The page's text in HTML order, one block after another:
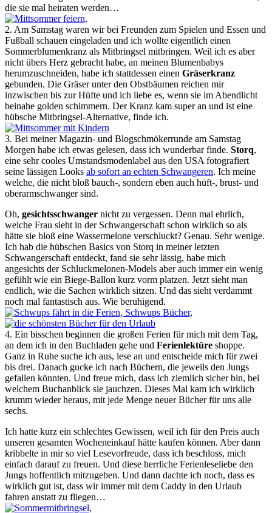
die sie mal heiraten werden…
2. Am Samstag waren wir bei Freunden zum Spielen und Essen und
Fußball schauen eingeladen und ich wollte eigentlich einen
Sommerblumenkranz als Mitbringsel mitbringen. Weil ich es aber
nicht übers Herz gebracht habe, an meinen Blumenbabys
herumzuschneiden, habe ich stattdessen einen Gräserkranz
gebunden. Die Gräser unter den Obstbäumen reichen mir
inzwischen bis zur Hüfte und ich liebe es, wenn sie im Abendlicht
beinahe golden schimmern. Der Kranz kam super an und ist eine
hübsche Mitbringsel-Alternative, finde ich.
3. Bei meiner Magazin- und Blogschmökerrunde am Samstag
Morgen habe ich etwas gelesen, dass ich wunderbar finde. Storq,
eine sehr cooles Umstandsmodenlabel aus den USA fotografiert
seine lässigen Looks ab sofort an echten Schwangeren. Ich meine
welche, die nicht bloß bauch-, sondern eben auch hüft-, brust- und
oberarmschwanger sind.
Oh, gesichtsschwanger nicht zu vergessen. Denn mal ehrlich,
welche Frau sieht in der Schwangerschaft schon wirklich so als
hätte sie bloß eine Wassermelone verschluckt? Genau. Sehr wenige.
Ich hab die hübschen Basics von Storq in meiner letzten
Schwangerschaft entdeckt, fand sie sehr lässig, habe mich
angesichts der Schluckmelonen-Models aber auch immer ein wenig
gefühlt wie ein Biege-Ballon kurz vorm platzen. Jetzt sieht man
endlich, wie die Sachen wirklich sitzen. Und das sieht verdammt
noch mal fantastisch aus. Wie beruhigend.
4. Ein bisschen beginnen die großen Ferien für mich mit dem Tag,
an dem ich in den Buchladen gehe und Ferienlektüre shoppe.
Ganz in Ruhe suche ich aus, lese an und entscheide mich für zwei
bis drei. Danach gucke ich nach Büchern, die jeweils den Jungs
gefallen könnten. Und freue mich, dass ich ziemlich sicher bin, bei
welchem Buchanblick sie jauchzen. Dieses Mal kam ich wirklich
krumm wieder heraus, mit jede Menge neuer Bücher für uns alle
sechs.
Ich hatte kurz ein schlechtes Gewissen, weil ich für den Preis auch
unseren gesamten Wocheneinkauf hätte kaufen können. Aber dann
kribbelte in mir so viel Lesevorfreude, dass ich beschloss, mich
einfach darauf zu freuen. Und diese herrliche Ferienleseliebe den
Jungs hoffentlich mitzugeben. Und dann dachte ich noch, dass es
wirklich gut ist, dass wir immer mit dem Caddy in den Urlaub
fahren anstatt zu fliegen…